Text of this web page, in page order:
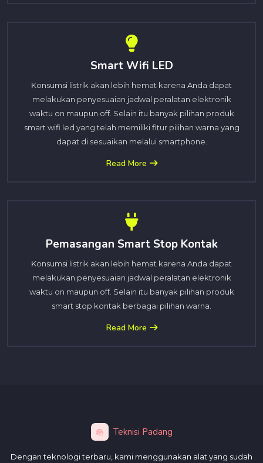
Smart Wifi LED
Konsumsi listrik akan lebih hemat karena Anda dapat
melakukan penyesuaian jadwal peralatan elektronik
waktu on maupun off. Selain itu banyak pilihan produk
smart wifi led yang telah memiliki fitur pilihan warna yang
dapat di sesuaikan melalui smartphone.
Read More
Pemasangan Smart Stop Kontak
Konsumsi listrik akan lebih hemat karena Anda dapat
melakukan penyesuaian jadwal peralatan elektronik
waktu on maupun off. Selain itu banyak pilihan produk
smart stop kontak berbagai pilihan warna.
Read More
Teknisi Padang
Dengan teknologi terbaru, kami menggunakan alat yang sudah